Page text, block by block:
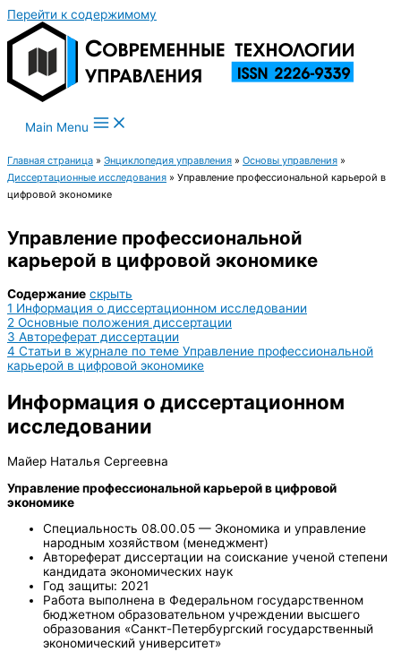
Перейти к содержимому
Main Menu
Главная страница » Энциклопедия управления » Основы управления »
Диссертационные исследования » Управление профессиональной карьерой в
цифровой экономике
Управление профессиональной
карьерой в цифровой экономике
Содержание скрыть
1 Информация о диссертационном исследовании
2 Основные положения диссертации
3 Автореферат диссертации
4 Статьи в журнале по теме Управление профессиональной
карьерой в цифровой экономике
Информация о диссертационном
исследовании
Майер Наталья Сергеевна
Управление профессиональной карьерой в цифровой
экономике
Специальность 08.00.05 — Экономика и управление
народным хозяйством (менеджмент)
Автореферат диссертации на соискание ученой степени
кандидата экономических наук
Год защиты: 2021
Работа выполнена в Федеральном государственном
бюджетном образовательном учреждении высшего
образования «Санкт-Петербургский государственный
экономический университет»